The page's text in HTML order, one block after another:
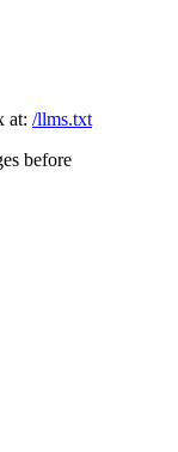
at: /llms.txt
before